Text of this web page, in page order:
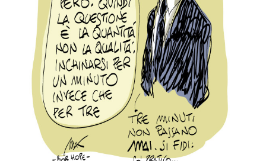
I MIEI PREFERITI
SHOP
CALENDARIO
AREA PERSONALE
Area Personale